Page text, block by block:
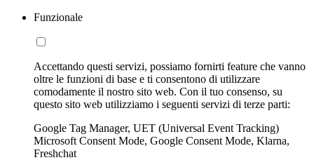
Funzionale
Accettando questi servizi, possiamo fornirti feature che vanno
oltre le funzioni di base e ti consentono di utilizzare
comodamente il nostro sito web. Con il tuo consenso, su
questo sito web utilizziamo i seguenti servizi di terze parti:
Google Tag Manager, UET (Universal Event Tracking)
Microsoft Consent Mode, Google Consent Mode, Klarna,
Freshchat